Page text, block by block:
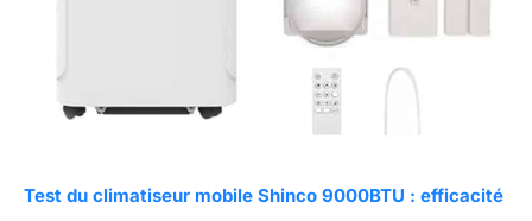
Test du climatiseur mobile Shinco 9000BTU : efficacité